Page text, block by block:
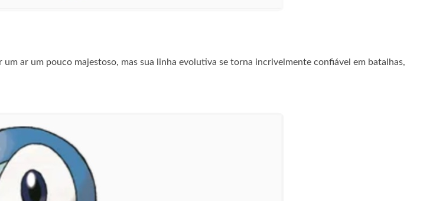
ar um pouco majestoso, mas sua linha evolutiva se torna incrivelmente confiável em batalhas,